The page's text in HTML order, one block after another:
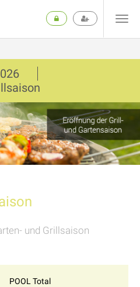
und Grillsaison
POOL Total